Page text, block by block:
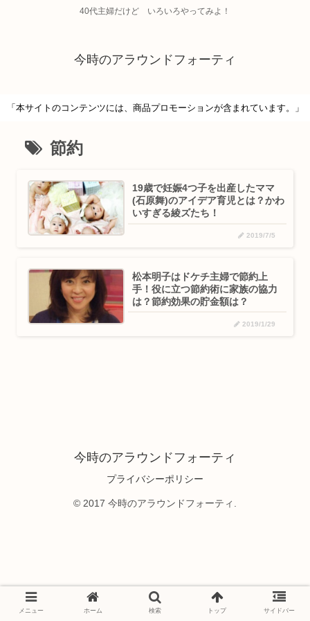
40代主婦だけど いろいろやってみよ！
今時のアラウンドフォーティ
「本サイトのコンテンツには、商品プロモーションが含まれています。」
節約
19歳で妊娠4つ子を出産したママ
(石原舞)のアイデア育児とは？かわ
いすぎる綾ズたち！
2019/7/5
松本明子はドケチ主婦で節約上
手！役に立つ節約術に家族の協力
は？節約効果の貯金額は？
2019/1/29
今時のアラウンドフォーティ
プライバシーポリシー
© 2017 今時のアラウンドフォーティ.
メニュー ホーム 検索 トップ サイドバー